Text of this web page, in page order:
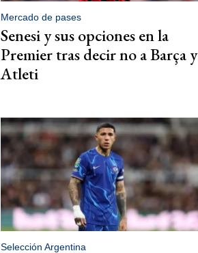
Mercado de pases
Senesi y sus opciones en la
Premier tras decir no a Barça y
Atleti
Selección Argentina